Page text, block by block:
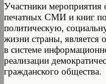
Участники мероприятия
печатных СМИ и книг
политическую,
жизни страны, является
в системе
реализации
гражданского общества.